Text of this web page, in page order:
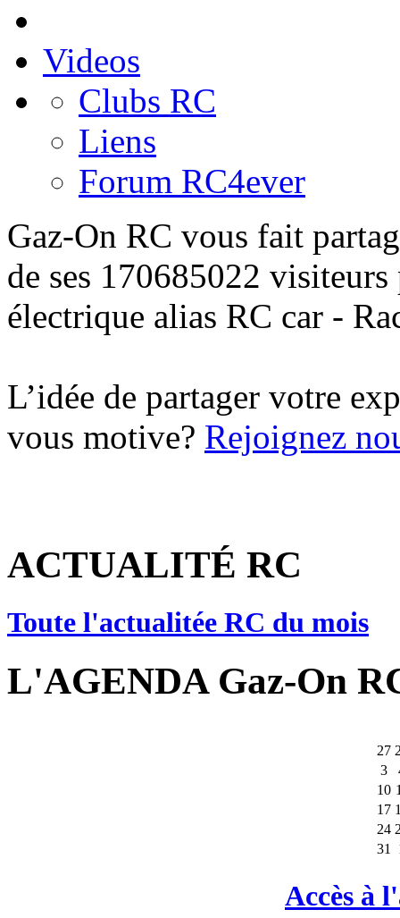
Videos
Clubs RC
Liens
Forum RC4ever
Gaz-On RC vous fait
de ses 170685022
électrique alias RC car -
L’idée de partager votre
vous motive? Rejoignez
ACTUALITÉ RC
Toute l'actualitée RC du mois
L'AGENDA Gaz-On
27
3
10
17
24
31
Accès à